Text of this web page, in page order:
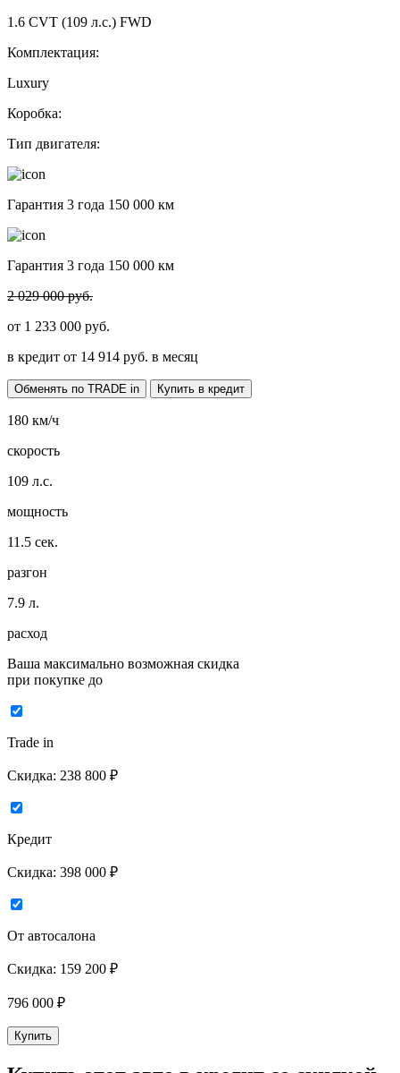
1.6 CVT (109 л.с.) FWD
Комплектация:
Luxury
Коробка:
Тип двигателя:
Гарантия 3 года 150 000 км
Гарантия 3 года 150 000 км
2 029 000 руб.
от 1 233 000 руб.
в кредит от 14 914 руб. в месяц
Обменять по TRADE in Купить в кредит
180 км/ч
скорость
109 л.с.
мощность
11.5 сек.
разгон
7.9 л.
расход
Ваша максимально возможная скидка
при покупке до
Trade in
Скидка: 238 800 ₽
Кредит
Скидка: 398 000 ₽
От автосалона
Скидка: 159 200 ₽
796 000 ₽
Купить